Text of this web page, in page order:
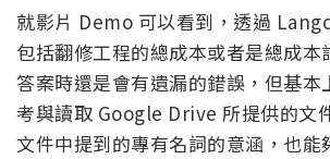
就影片 Demo 可以看到，透過
包括翻修工程的總成本或者是總成本
答案時還是會有遺漏的錯誤，但基本
考與讀取 Google Drive 所提供的文
文件中提到的專有名詞的意涵，也能